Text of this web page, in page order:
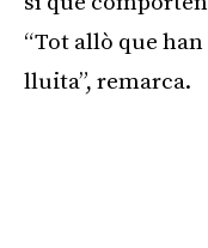
“Tot allò que
lluita”, remarca.